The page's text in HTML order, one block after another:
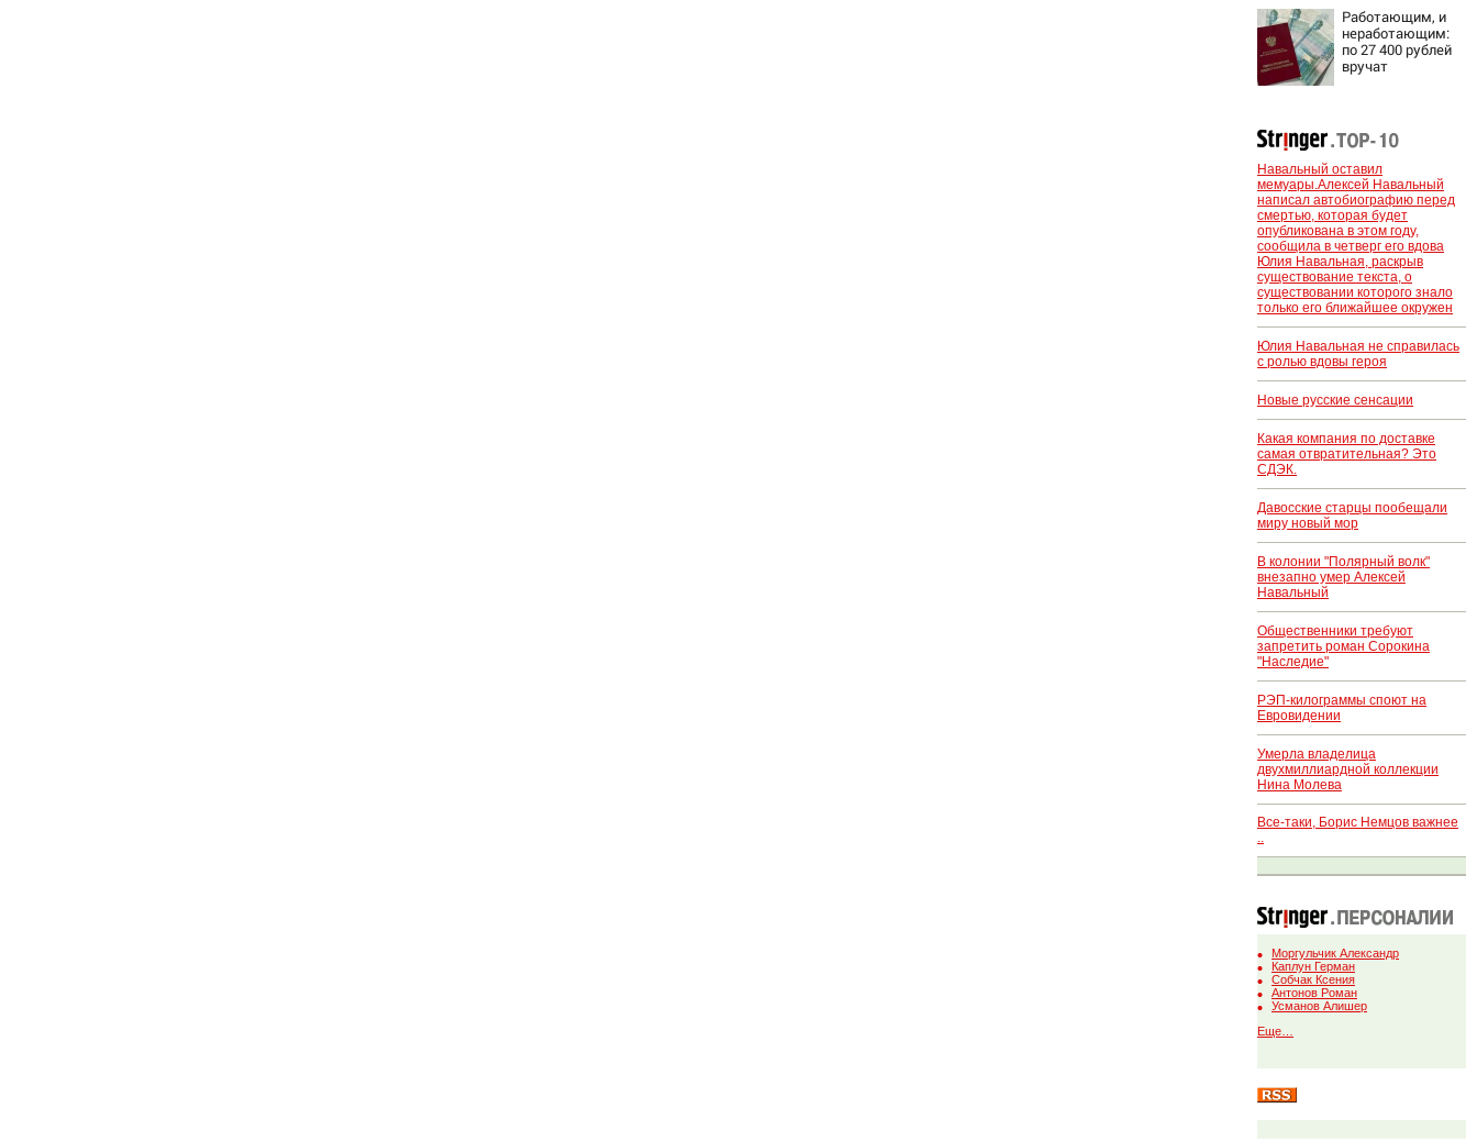
способом
Работающим, и
неработающим:
по 27 400 рублей
вручат
Навальный оставил
мемуары.Алексей Навальный
написал автобиографию перед
смертью, которая будет
опубликована в этом году,
сообщила в четверг его вдова
Юлия Навальная, раскрыв
существование текста, о
существовании которого знало
только его ближайшее окружен
Юлия Навальная не справилась
с ролью вдовы героя
Новые русские сенсации
Какая компания по доставке
самая отвратительная? Это
СДЭК.
Давосские старцы пообещали
миру новый мор
В колонии "Полярный волк"
внезапно умер Алексей
Навальный
Общественники требуют
запретить роман Сорокина
"Наследие"
РЭП-килограммы споют на
Евровидении
Умерла владелица
двухмиллиардной коллекции
Нина Молева
Все-таки, Борис Немцов важнее
..
Моргульчик Александр
Каплун Герман
Собчак Ксения
Антонов Роман
Усманов Алишер
Еще…